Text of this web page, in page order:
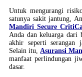
Untuk mengurangi
satunya sakit jantung,
Mandiri Secure
Anda dan keluarga dari
akhir seperti serangan
Selain itu, Asuransi
manfaat perlindungan
dasar.